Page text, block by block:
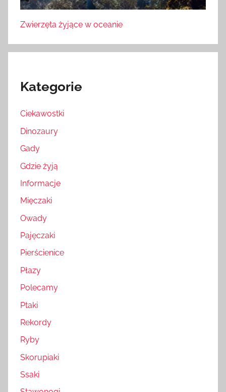
Zwierzęta żyjące w oceanie
Kategorie
Ciekawostki
Dinozaury
Gady
Gdzie żyją
Informacje
Mięczaki
Owady
Pajęczaki
Pierścienice
Płazy
Polecamy
Ptaki
Rekordy
Ryby
Skorupiaki
Ssaki